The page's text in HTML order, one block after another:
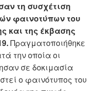
τη συσχέτιση
φαινοτύπων του
και της έκβασης
Πραγματοποιήθηκε
την οποία οι
σε δοκιμασία
ο φαινότυπος του